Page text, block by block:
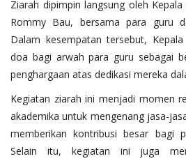
Ziarah dipimpin langsung oleh
Rommy Bau, bersama para guru
Dalam kesempatan tersebut,
doa bagi arwah para guru sebagai
penghargaan atas dedikasi mereka
Kegiatan ziarah ini menjadi momen
akademika untuk mengenang jasa-
memberikan kontribusi besar bagi
Selain itu, kegiatan ini juga